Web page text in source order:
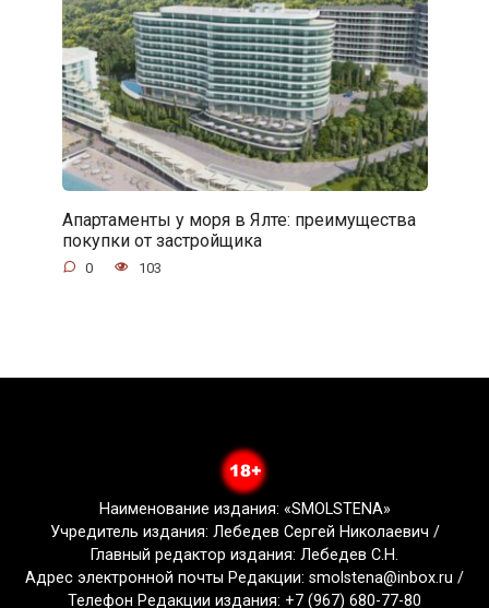
Апартаменты у моря в Ялте: преимущества
покупки от застройщика
0 103
Наименование издания: «SMOLSTENA»
Учредитель издания: Лебедев Сергей Николаевич /
Главный редактор издания: Лебедев С.Н.
Адрес электронной почты Редакции: smolstena@inbox.ru /
Телефон Редакции издания: +7 (967) 680-77-80